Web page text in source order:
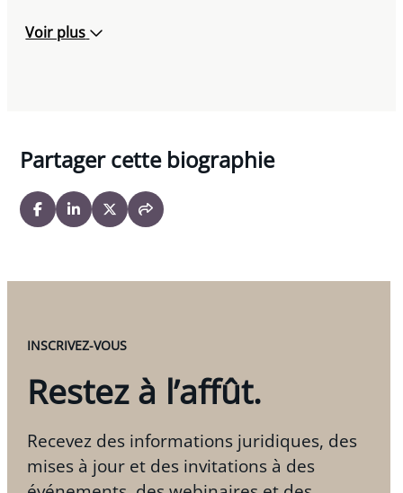
Voir plus
Partager cette biographie
INSCRIVEZ-VOUS
Restez à l’affût.
Recevez des informations juridiques, des
mises à jour et des invitations à des